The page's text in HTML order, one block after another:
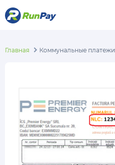
Главная Коммунальные платежи